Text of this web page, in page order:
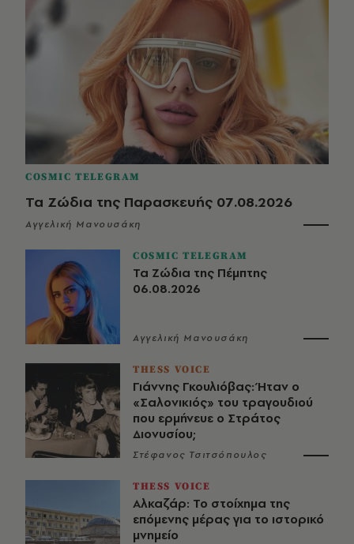
COSMIC TELEGRAM
Τα Ζώδια της Παρασκευής 07.08.2026
Αγγελική Μανουσάκη
COSMIC TELEGRAM
Τα Ζώδια της Πέμπτης
06.08.2026
Αγγελική Μανουσάκη
THESS VOICE
Γιάννης Γκουλιόβας: Ήταν ο
«Σαλονικιός» του τραγουδιού
που ερμήνευε ο Στράτος
Διονυσίου;
Στέφανος Τσιτσόπουλος
THESS VOICE
Αλκαζάρ: Το στοίχημα της
επόμενης μέρας για το ιστορικό
μνημείο